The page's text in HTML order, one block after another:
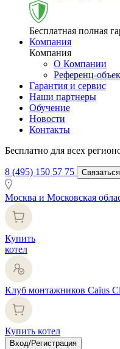
Бесплатная полная
Компания
Компания
О Компании
Референц-
Гарантия и сервис
Наши партнеры
Обучение
Новости
Контакты
Бесплатно для всех
8 (495) 150 57 75
Москва и Московская
Купить
котел
Клуб монтажников Caius
Купить котел
Вход/Регистрация